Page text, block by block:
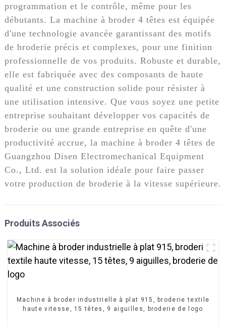
programmation et le contrôle, même pour les
débutants. La machine à broder 4 têtes est équipée
d'une technologie avancée garantissant des motifs
de broderie précis et complexes, pour une finition
professionnelle de vos produits. Robuste et durable,
elle est fabriquée avec des composants de haute
qualité et une construction solide pour résister à
une utilisation intensive. Que vous soyez une petite
entreprise souhaitant développer vos capacités de
broderie ou une grande entreprise en quête d'une
productivité accrue, la machine à broder 4 têtes de
Guangzhou Disen Electromechanical Equipment
Co., Ltd. est la solution idéale pour faire passer
votre production de broderie à la vitesse supérieure.
Produits Associés
Machine à broder industrielle à plat 915, broderie textile
haute vitesse, 15 têtes, 9 aiguilles, broderie de logo